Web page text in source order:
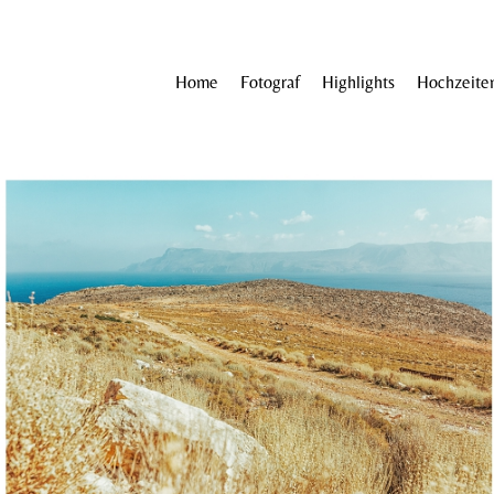
Home Fotograf Highlights